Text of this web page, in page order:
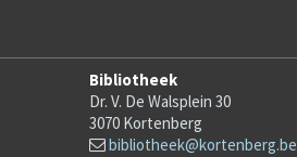
Bibliotheek
Dr. V. De Walsplein 30
3070 Kortenberg
bibliotheek@kortenberg.be